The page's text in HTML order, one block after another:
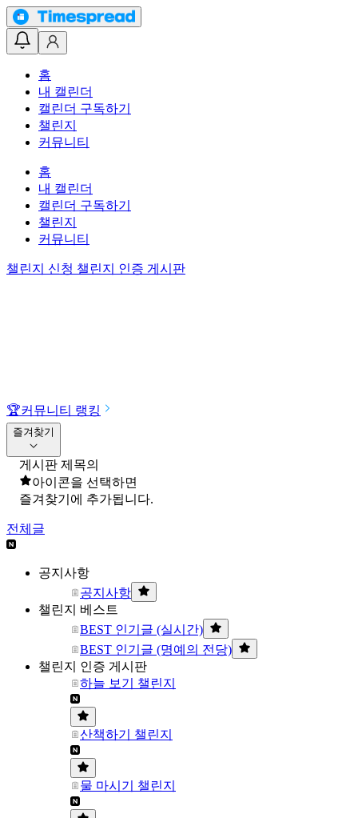
홈
내 캘린더
캘린더 구독하기
챌린지
커뮤니티
홈
내 캘린더
캘린더 구독하기
챌린지
커뮤니티
챌린지 신청 챌린지 인증 게시판
🏆커뮤니티 랭킹
즐겨찾기
게시판 제목의
아이콘을 선택하면
즐겨찾기에 추가됩니다.
전체글
공지사항
공지사항
챌린지 베스트
BEST 인기글 (실시간)
BEST 인기글 (명예의 전당)
챌린지 인증 게시판
하늘 보기 챌린지
산책하기 챌린지
물 마시기 챌린지